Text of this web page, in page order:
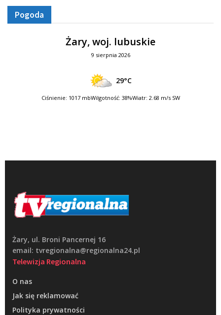
Pogoda
Żary, woj. lubuskie
9 sierpnia 2026
29°C
Ciśnienie: 1017 mbWilgotność: 38%Wiatr: 2.68 m/s SW
Żary, ul. Broni Pancernej 16
email: tvregionalna@regionalna24.pl
Telewizja Regionalna
O nas
Jak się reklamować
Polityka prywatności